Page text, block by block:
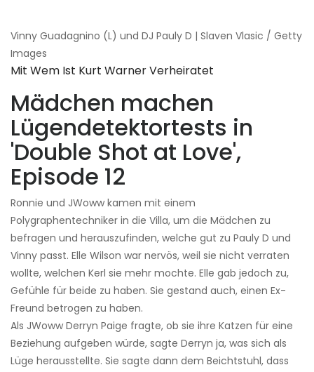
Vinny Guadagnino (L) und DJ Pauly D | Slaven Vlasic / Getty
Images
Mit Wem Ist Kurt Warner Verheiratet
Mädchen machen
Lügendetektortests in
'Double Shot at Love',
Episode 12
Ronnie und JWoww kamen mit einem
Polygraphentechniker in die Villa, um die Mädchen zu
befragen und herauszufinden, welche gut zu Pauly D und
Vinny passt. Elle Wilson war nervös, weil sie nicht verraten
wollte, welchen Kerl sie mehr mochte. Elle gab jedoch zu,
Gefühle für beide zu haben. Sie gestand auch, einen Ex-
Freund betrogen zu haben.
Als JWoww Derryn Paige fragte, ob sie ihre Katzen für eine
Beziehung aufgeben würde, sagte Derryn ja, was sich als
Lüge herausstellte. Sie sagte dann dem Beichtstuhl, dass